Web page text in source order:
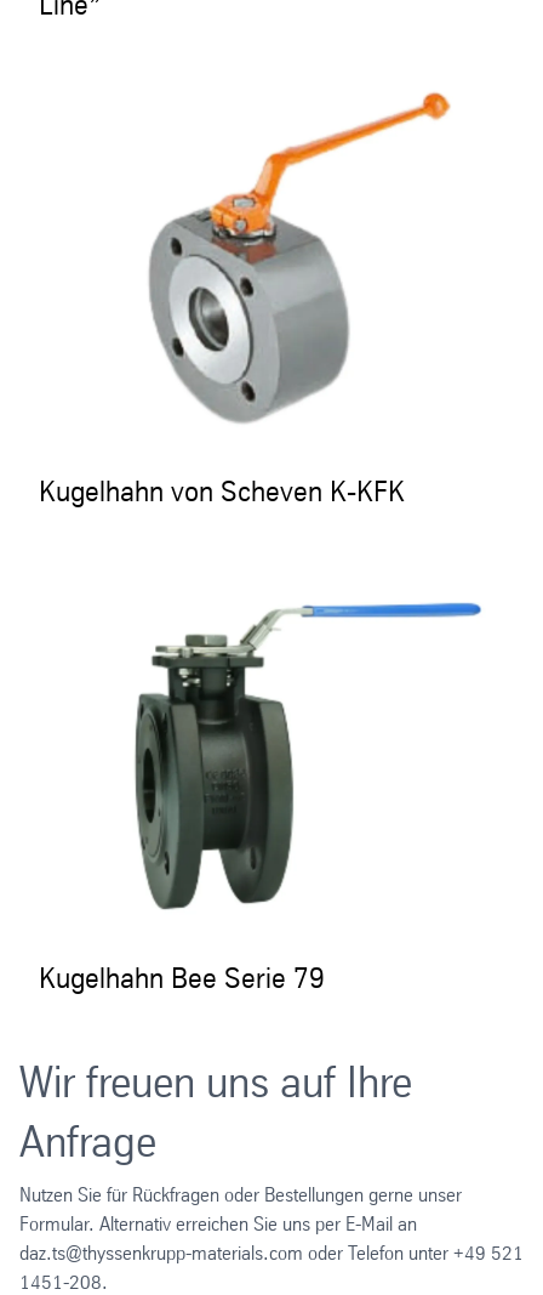
Kugelhahn von Scheven K-KFK
Kugelhahn Bee Serie 79
Wir freuen uns auf Ihre
Anfrage
Nutzen Sie für Rückfragen oder Bestellungen gerne unser
Formular. Alternativ erreichen Sie uns per E-Mail an
daz.ts@thyssenkrupp-materials.com oder Telefon unter +49 521
1451-208.